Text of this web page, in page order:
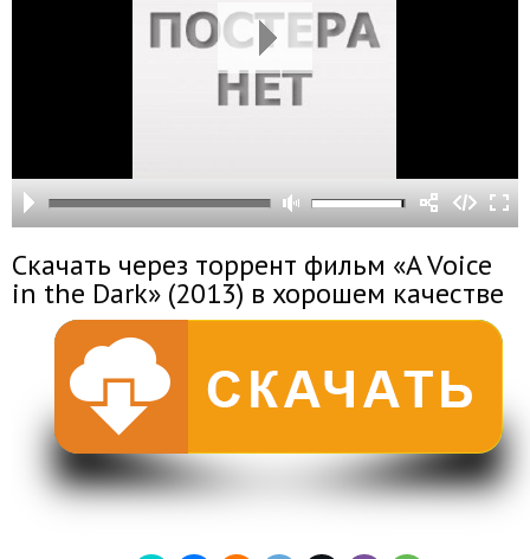
Скачать через торрент фильм «A Voice
in the Dark» (2013) в хорошем качестве